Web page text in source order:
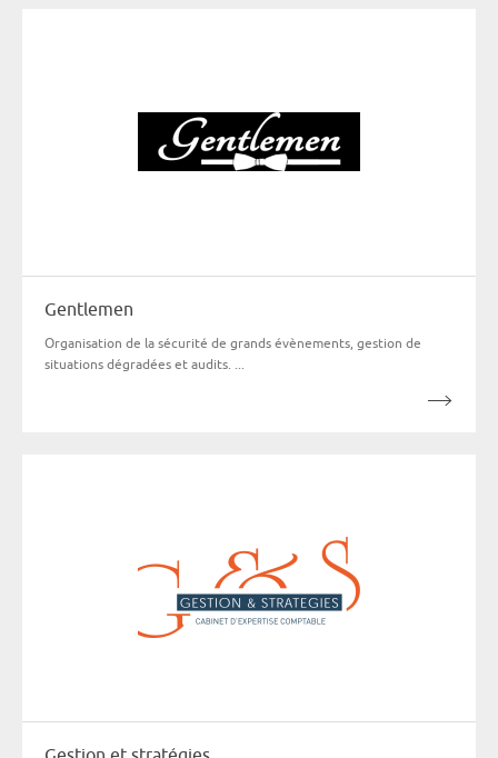
Gentlemen
Organisation de la sécurité de grands évènements, gestion de
situations dégradées et audits. ...